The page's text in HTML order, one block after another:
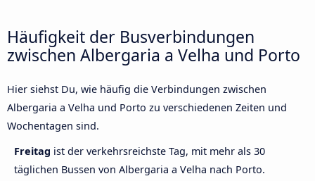
Häufigkeit der Busverbindungen
zwischen Albergaria a Velha und Porto
Hier siehst Du, wie häufig die Verbindungen zwischen
Albergaria a Velha und Porto zu verschiedenen Zeiten und
Wochentagen sind.
Freitag ist der verkehrsreichste Tag, mit mehr als 30
täglichen Bussen von Albergaria a Velha nach Porto.